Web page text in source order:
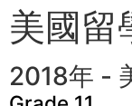
美國
2018年 -